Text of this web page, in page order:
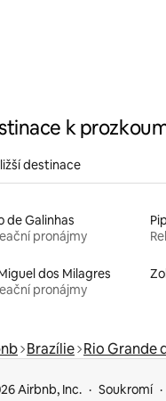
k
destinace
de Galinhas
pronájmy
dos Milagres
pronájmy
Brazílie Rio Grande
Airbnb, Inc. Soukromí